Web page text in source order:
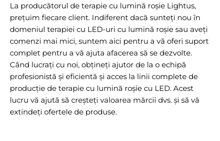
La producătorul de terapie cu lumină roșie Lightus,
prețuim fiecare client. Indiferent dacă sunteți nou în
domeniul terapiei cu LED-uri cu lumină roșie sau aveți
comenzi mai mici, suntem aici pentru a vă oferi suport
complet pentru a vă ajuta afacerea să se dezvolte.
Când lucrați cu noi, obțineți ajutor de la o echipă
profesionistă și eficientă și acces la linii complete de
producție de terapie cu lumină roșie cu LED. Acest
lucru vă ajută să creșteți valoarea mărcii dvs. și să vă
extindeți ofertele de produse.